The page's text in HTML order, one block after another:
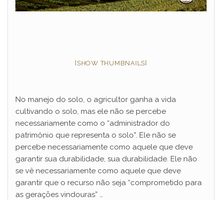
[SHOW THUMBNAILS]
No manejo do solo, o agricultor ganha a vida
cultivando o solo, mas ele não se percebe
necessariamente como o “administrador do
patrimônio que representa o solo”. Ele não se
percebe necessariamente como aquele que deve
garantir sua durabilidade, sua durabilidade. Ele não
se vê necessariamente como aquele que deve
garantir que o recurso não seja “comprometido para
as gerações vindouras” …